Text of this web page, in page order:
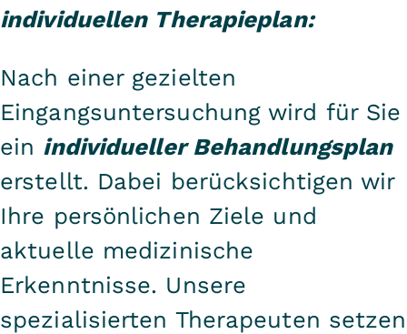
individuellen Therapieplan:
Nach einer gezielten
Eingangsuntersuchung wird für Sie
ein individueller Behandlungsplan
erstellt. Dabei berücksichtigen wir
Ihre persönlichen Ziele und
aktuelle medizinische
Erkenntnisse. Unsere
spezialisierten Therapeuten setzen